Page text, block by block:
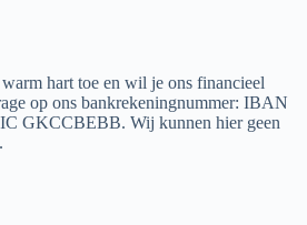
hart toe en wil je ons financieel
op ons bankrekeningnummer: IBAN
GKCCBEBB. Wij kunnen hier geen